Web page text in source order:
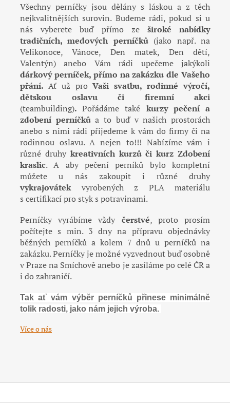
Všechny perníčky jsou dělány s láskou a z těch
nejkvalitnějších surovin. Budeme rádi, pokud si u
nás vyberete buď přímo ze široké nabídky
tradičních, medových perníčků(jako např. na
Velikonoce, Vánoce, Den matek, Den dětí,
Valentýn) anebo Vám rádi upečeme jakýkoli
dárkový perníček, přímo na zakázku dle Vašeho
přání. Ať už proVaši svatbu, rodinné výročí,
dětskou oslavu či firemní
akci
(teambuilding).Pořádáme také kurzy pečení a
zdobení perníčkůa to buď v našich prostorách
anebo s nimi rádi přijedeme k vám do firmy či na
rodinnou oslavu. A nejen to!!! Nabízíme vám i
různé druhy kreativních kurzů či kurz Zdobení
kraslic. A aby pečení perníků bylo kompletní
můžete u nás zakoupit i různé druhy
vykrajovátekvyrobených z PLA materiálu
s certifikací pro styk s potravinami.
Perníčky vyrábíme vždy čerstvé, proto prosím
počítejte s min. 3 dny na přípravu objednávky
běžných perníčků a kolem 7 dnů u perníčků na
zakázku. Perníčky je možné vyzvednout buď osobně
v Praze na Smíchově anebo je zasíláme po celé ČR a
i do zahraničí.
Tak ať vám výběr perníčků přinese minimálně
tolik radosti, jako nám jejich výroba.
Více o nás